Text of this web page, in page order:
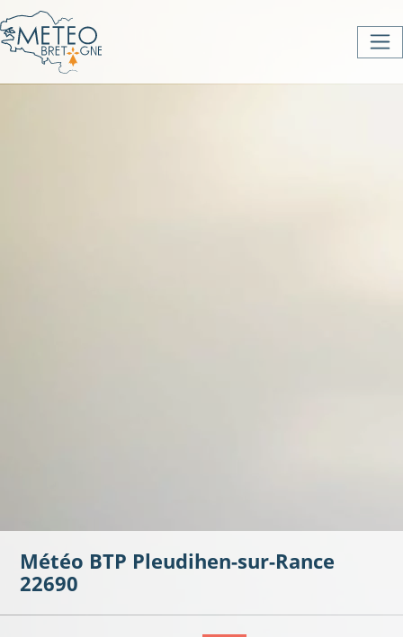
Météo BTP Pleudihen-sur-Rance
22690